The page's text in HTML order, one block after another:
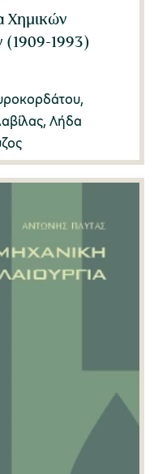
Χημικών
(1909-1993)
Λήδα